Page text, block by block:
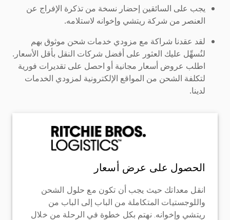
يجب على السائقين إحضار نسخة من تذكرة الإفراج عن
العنصر من شركة ريتشي وإخوانه لاستلامه.
لقد عقدنا شراكة مع مزودي خدمات شحن موثوق بهم
لنُسهِّل عليك العثور على أفضل شركات النقل بأقل الأسعار.
اطلب عروض أسعار مجانية أو احصل على تقديرات فورية
لتكلفة الشحن من المواقع الإلكترونية لمزودي الخدمات
لدينا.
الحصول على عرض أسعار
انقل معداتك حيث يجب أن تكون مع حلول الشحن
واللوجستيات المتكاملة من الباب إلى الباب من
ريتشي وإخوانه. نهتم بكل خطوة في الرحلة من خلال